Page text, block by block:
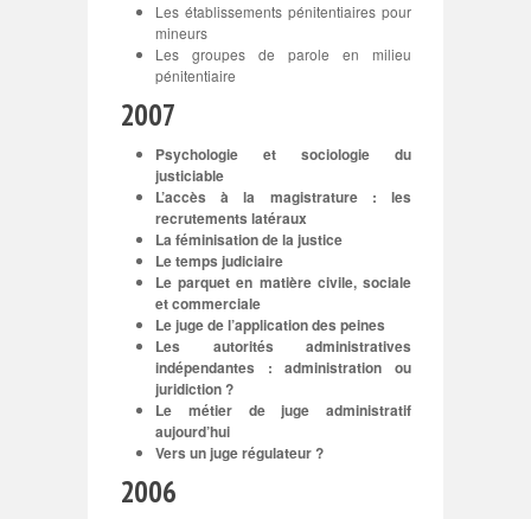
Les établissements pénitentiaires pour
mineurs
Les groupes de parole en milieu
pénitentiaire
2007
Psychologie et sociologie du
justiciable
L’accès à la magistrature : les
recrutements latéraux
La féminisation de la justice
Le temps judiciaire
Le parquet en matière civile, sociale
et commerciale
Le juge de l’application des peines
Les autorités administratives
indépendantes : administration ou
juridiction ?
Le métier de juge administratif
aujourd’hui
Vers un juge régulateur ?
2006